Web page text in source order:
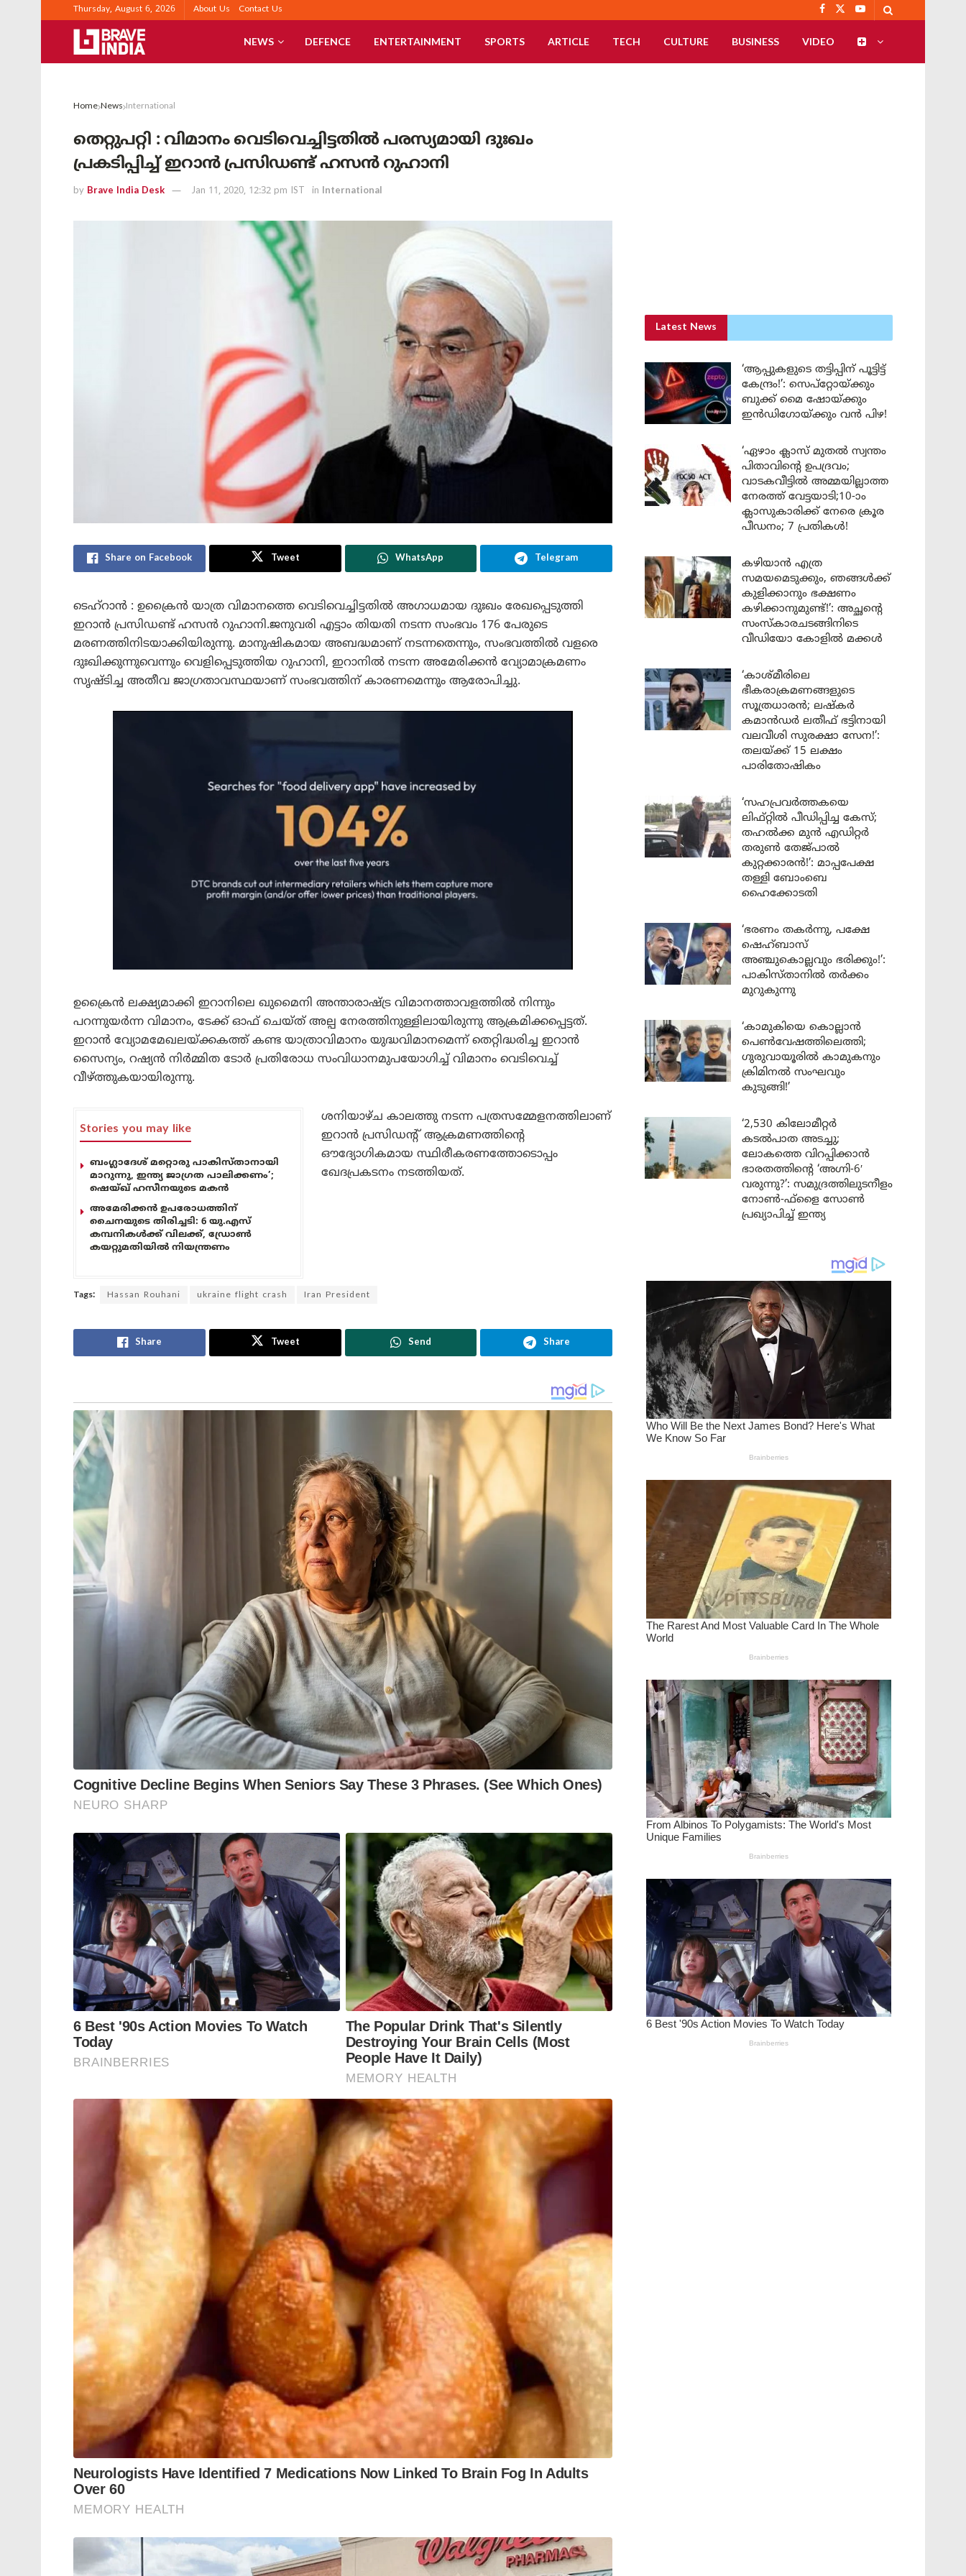
Thursday, August 6, 2026 About Us Contact Us
NEWS DEFENCE ENTERTAINMENT SPORTS ARTICLE TECH CULTURE BUSINESS VIDEO
Home News International
തെറ്റുപറ്റി : വിമാനം വെടിവെച്ചിട്ടതിൽ പരസ്യമായി ദുഃഖം
പ്രകടിപ്പിച്ച് ഇറാൻ പ്രസിഡണ്ട് ഹസൻ റുഹാനി
by Brave India Desk Jan 11, 2020, 12:32 pm IST in International
Share on Facebook Tweet WhatsApp Telegram
ടെഹ്‌റാൻ : ഉക്രൈൻ യാത്ര വിമാനത്തെ വെടിവെച്ചിട്ടതിൽ അഗാധമായ ദുഃഖം രേഖപ്പെടുത്തി
ഇറാൻ പ്രസിഡണ്ട് ഹസൻ റുഹാനി.ജനുവരി എട്ടാം തിയതി നടന്ന സംഭവം 176 പേരുടെ
മരണത്തിനിടയാക്കിയിരുന്നു. മാനുഷികമായ അബദ്ധമാണ് നടന്നതെന്നും, സംഭവത്തിൽ വളരെ
ദുഃഖിക്കുന്നുവെന്നും വെളിപ്പെടുത്തിയ റുഹാനി, ഇറാനിൽ നടന്ന അമേരിക്കൻ വ്യോമാക്രമണം
സൃഷ്ടിച്ച അതീവ ജാഗ്രതാവസ്ഥയാണ് സംഭവത്തിന് കാരണമെന്നും ആരോപിച്ചു.
ഉക്രൈൻ ലക്ഷ്യമാക്കി ഇറാനിലെ ഖുമൈനി അന്താരാഷ്ട്ര വിമാനത്താവളത്തിൽ നിന്നും
പറന്നുയർന്ന വിമാനം, ടേക്ക് ഓഫ് ചെയ്ത് അല്പ നേരത്തിനുള്ളിലായിരുന്നു ആക്രമിക്കപ്പെട്ടത്.
ഇറാൻ വ്യോമമേഖലയ്ക്കകത്ത് കണ്ട യാത്രാവിമാനം യുദ്ധവിമാനമെന്ന് തെറ്റിദ്ധരിച്ച ഇറാൻ
സൈന്യം, റഷ്യൻ നിർമ്മിത ടോർ പ്രതിരോധ സംവിധാനമുപയോഗിച്ച് വിമാനം വെടിവെച്ച്
വീഴ്ത്തുകയായിരുന്നു.
Stories you may like
ബംഗ്ലാദേശ് മറ്റൊരു പാകിസ്താനായി
മാറുന്നു, ഇന്ത്യ ജാഗ്രത പാലിക്കണം’;
ഷെയ്ഖ് ഹസീനയുടെ മകൻ
അമേരിക്കൻ ഉപരോധത്തിന്
ചൈനയുടെ തിരിച്ചടി: 6 യു.എസ്
കമ്പനികൾക്ക് വിലക്ക്, ഡ്രോൺ
കയറ്റുമതിയിൽ നിയന്ത്രണം
ശനിയാഴ്ച കാലത്തു നടന്ന പത്രസമ്മേളനത്തിലാണ്
ഇറാൻ പ്രസിഡന്റ് ആക്രമണത്തിന്റെ
ഔദ്യോഗികമായ സ്ഥിരീകരണത്തോടൊപ്പം
ഖേദപ്രകടനം നടത്തിയത്.
Tags: Hassan Rouhani ukraine flight crash Iran President
Share Tweet Send Share
Latest News
‘ആപ്പുകളുടെ തട്ടിപ്പിന് പൂട്ടിട്ട്
കേന്ദ്രം!’: സെപ്റ്റോയ്ക്കും
ബുക്ക് മൈ ഷോയ്ക്കും
ഇൻഡിഗോയ്ക്കും വൻ പിഴ!
‘ഏഴാം ക്ലാസ് മുതൽ സ്വന്തം
പിതാവിന്റെ ഉപദ്രവം;
വാടകവീട്ടിൽ അമ്മയില്ലാത്ത
നേരത്ത് വേട്ടയാടി;10-ാം
ക്ലാസുകാരിക്ക് നേരെ ക്രൂര
പീഡനം; 7 പ്രതികൾ!
കഴിയാൻ എത്ര
സമയമെടുക്കും, ഞങ്ങൾക്ക്
കുളിക്കാനും ഭക്ഷണം
കഴിക്കാനുമുണ്ട്!’: അച്ഛന്റെ
സംസ്കാരചടങ്ങിനിടെ
വീഡിയോ കോളിൽ മക്കൾ
‘കാശ്മീരിലെ
ഭീകരാക്രമണങ്ങളുടെ
സൂത്രധാരൻ; ലഷ്കർ
കമാൻഡർ ലതീഫ് ഭട്ടിനായി
വലവീശി സുരക്ഷാ സേന!’:
തലയ്ക്ക് 15 ലക്ഷം
പാരിതോഷികം
‘സഹപ്രവർത്തകയെ
ലിഫ്റ്റിൽ പീഡിപ്പിച്ച കേസ്;
തഹൽക്ക മുൻ എഡിറ്റർ
തരുൺ തേജ്പാൽ
കുറ്റക്കാരൻ!’: മാപ്പപേക്ഷ
തള്ളി ബോംബെ
ഹൈക്കോടതി
‘ഭരണം തകർന്നു, പക്ഷേ
ഷെഹ്ബാസ്
അഞ്ചുകൊല്ലവും ഭരിക്കും!’:
പാകിസ്താനിൽ തർക്കം
മുറുകുന്നു
‘കാമുകിയെ കൊല്ലാൻ
പെൺവേഷത്തിലെത്തി;
ഗുരുവായൂരിൽ കാമുകനും
ക്രിമിനൽ സംഘവും
കുടുങ്ങി!’
‘2,530 കിലോമീറ്റർ
കടൽപാത അടച്ചു;
ലോകത്തെ വിറപ്പിക്കാൻ
ഭാരതത്തിന്റെ ‘അഗ്നി-6′
വരുന്നു?’: സമുദ്രത്തിലുടനീളം
നോൺ-ഫ്ളൈ സോൺ
പ്രഖ്യാപിച്ച് ഇന്ത്യ